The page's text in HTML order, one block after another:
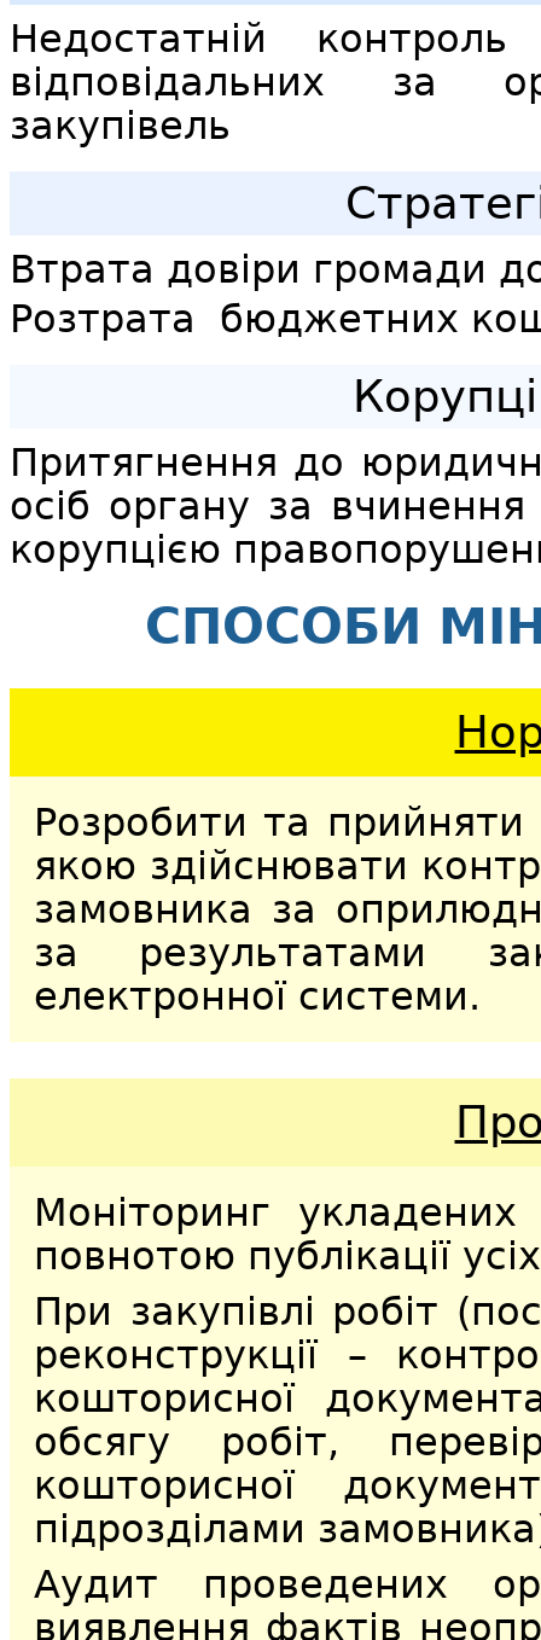
Недостатній
відповідальних за
закупівель
Втрата довіри громади
Розтрата бюджетних
Притягнення до
осіб органу за
корупцією
СПОСОБИ
Розробити та прийняти
якою здійснювати
замовника за
за результатами
електронної системи.
Моніторинг
повнотою публікації
При закупівлі робіт
реконструкції –
кошторисної
обсягу робіт,
кошторисної
підрозділами
Аудит проведених
виявлення фактів